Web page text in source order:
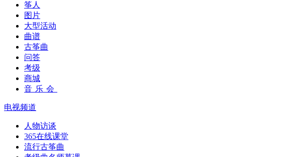
筝人
图片
大型活动
曲谱
古筝曲
问答
考级
商城
音乐会
电视频道
人物访谈
365在线课堂
流行古筝曲